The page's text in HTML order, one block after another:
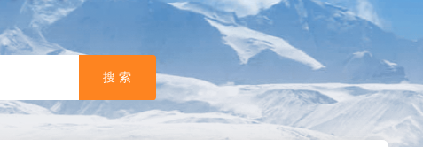
搜 索